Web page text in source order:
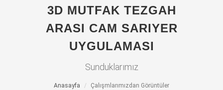
3D MUTFAK TEZGAH
ARASI CAM SARIYER
UYGULAMASI
Sunduklarımız
Anasayfa Çalışmlarımızdan Görüntüler